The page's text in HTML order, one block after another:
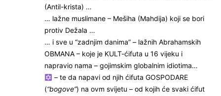
(Antil-krista) …
… lažne muslimane – Mešiha (Mahdija) koji se bori
protiv Dežala …
… i sve u “zadnjim danima” – lažnih Abrahamskih
OBMANA – koje je KULT-ćifuta u 16 vijeku i
napravio nama – gojimskim globalnim idiotima…
– te da napavi od njih ćifuta GOSPODARE
(“bogove”) na ovm svijetu – od kojih će svaki ćifut